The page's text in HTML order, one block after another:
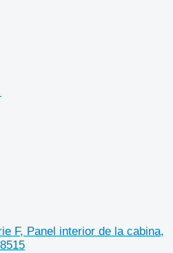
F, Panel interior de la cabina,